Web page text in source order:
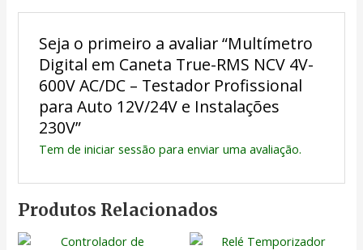
Seja o primeiro a avaliar “Multímetro
Digital em Caneta True-RMS NCV 4V-
600V AC/DC – Testador Profissional
para Auto 12V/24V e Instalações
230V”
Tem de iniciar sessão para enviar uma avaliação.
Produtos Relacionados